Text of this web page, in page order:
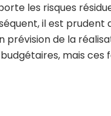
les risques
il est
prévision de la
mais ces